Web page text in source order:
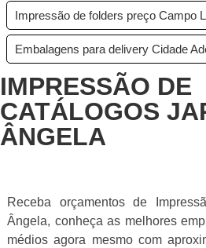
Impressão de folders preço Campo
Embalagens para delivery Cidade
IMPRESSÃO DE
CATÁLOGOS
ÂNGELA
Receba orçamentos de
Ângela, conheça as melhores
médios agora mesmo com